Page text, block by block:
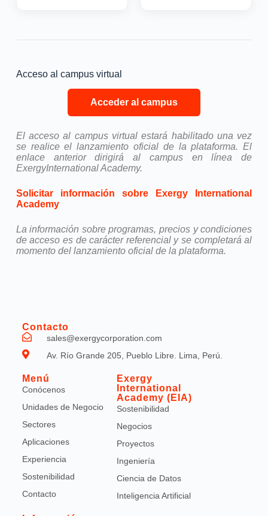
Acceso al campus virtual
Acceder al campus
El acceso al campus virtual estará habilitado una vez
se realice el lanzamiento oficial de la plataforma. El
enlace anterior dirigirá al campus en línea de
ExergyInternational Academy.
Solicitar información sobre Exergy International
Academy
La información sobre programas, precios y condiciones
de acceso es de carácter referencial y se completará al
momento del lanzamiento oficial de la plataforma.
Contacto
sales@exergycorporation.com
Av. Río Grande 205, Pueblo Libre. Lima, Perú.
Menú
Conócenos
Unidades de Negocio
Sectores
Aplicaciones
Experiencia
Sostenibilidad
Contacto
Exergy
International
Academy (EIA)
Sostenibilidad
Negocios
Proyectos
Ingeniería
Ciencia de Datos
Inteligencia Artificial